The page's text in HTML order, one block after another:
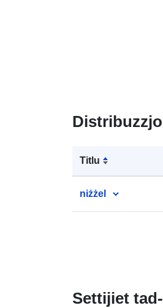
Titlu
niżżel
Settijiet